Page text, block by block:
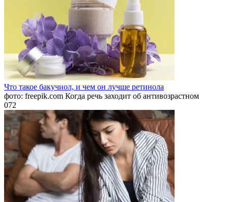
Что такое бакучиол, и чем он лучше ретинола
фото: freepik.com Когда речь заходит об антивозрастном
072